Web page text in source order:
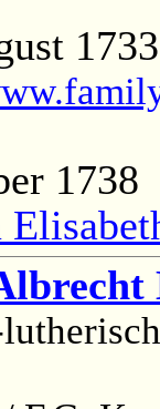
1733
1738